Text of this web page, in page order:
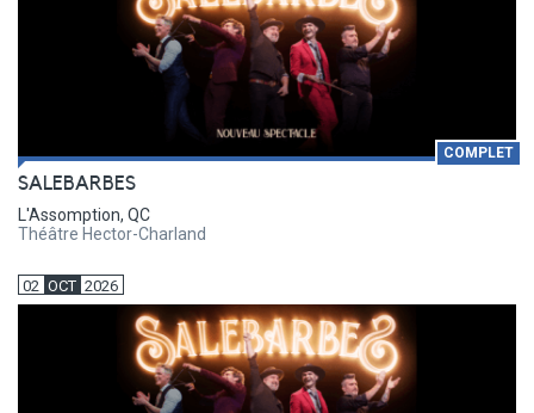
COMPLET
SALEBARBES
L'Assomption, QC
Théâtre Hector-Charland
02 OCT 2026